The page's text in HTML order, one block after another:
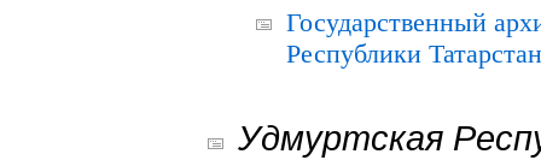
Государственный
Республики
Удмуртская